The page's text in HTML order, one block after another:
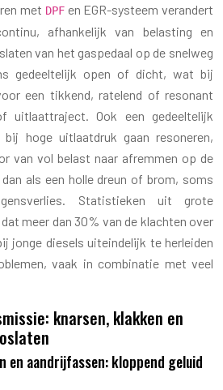
met DPFen EGR-systeem verandert
afhankelijk van belasting en
van het gaspedaal op de snelweg
gedeeltelijk open of dicht, wat bij
een tikkend, ratelend of resonant
uitlaattraject. Ook een gedeeltelijk
hoge uitlaatdruk gaan resoneren,
van vol belast naar afremmen op de
als een holle dreun of brom, soms
Statistieken uit grote
meer dan 30% van de klachten over
jonge diesels uiteindelijk te herleiden
vaak in combinatie met veel
knarsen, klakken en
en aandrijfassen: kloppend geluid